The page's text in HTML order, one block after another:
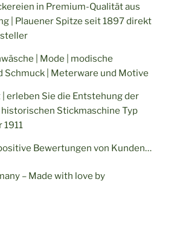
in Premium-Qualität aus
| Plauener Spitze seit 1897 direkt
| Mode | modische
Schmuck | Meterware und Motive
erleben Sie die Entstehung der
Stickmaschine Typ
1911
Bewertungen von Kunden…
– Made with love by